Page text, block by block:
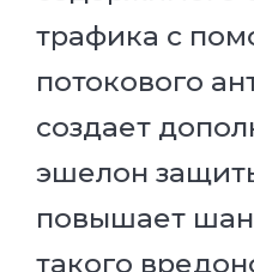
трафика с
потокового
создает
эшелон
повышает
такого